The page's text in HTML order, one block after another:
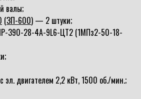
валы;
(ЗП-600) — 2 штуки;
390-28-4А-9L6-ЦТ2 (1МПз2-50-18-
двигателем 2,2 кВт, 1500 об./мин.;